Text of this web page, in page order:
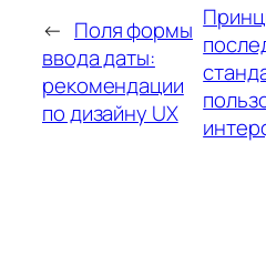
← Поля формы
ввода даты:
рекомендации
по дизайну UX